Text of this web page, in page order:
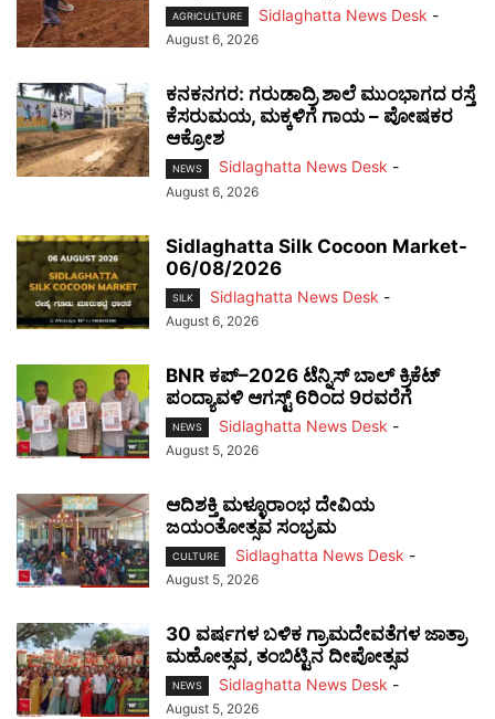
AGRICULTURE Sidlaghatta News Desk -
August 6, 2026
ಕನಕನಗರ: ಗರುಡಾದ್ರಿ ಶಾಲೆ ಮುಂಭಾಗದ ರಸ್ತೆ
ಕೆಸರುಮಯ, ಮಕ್ಕಳಿಗೆ ಗಾಯ – ಪೋಷಕರ
ಆಕ್ರೋಶ
NEWS Sidlaghatta News Desk -
August 6, 2026
Sidlaghatta Silk Cocoon Market-
06/08/2026
SILK Sidlaghatta News Desk -
August 6, 2026
BNR ಕಪ್–2026 ಟೆನ್ನಿಸ್ ಬಾಲ್ ಕ್ರಿಕೆಟ್
ಪಂದ್ಯಾವಳಿ ಆಗಸ್ಟ್ 6ರಿಂದ 9ರವರೆಗೆ
NEWS Sidlaghatta News Desk -
August 5, 2026
ಆದಿಶಕ್ತಿ ಮಳ್ಳೂರಾಂಭ ದೇವಿಯ
ಜಯಂತೋತ್ಸವ ಸಂಭ್ರಮ
CULTURE Sidlaghatta News Desk -
August 5, 2026
30 ವರ್ಷಗಳ ಬಳಿಕ ಗ್ರಾಮದೇವತೆಗಳ ಜಾತ್ರಾ
ಮಹೋತ್ಸವ, ತಂಬಿಟ್ಟಿನ ದೀಪೋತ್ಸವ
NEWS Sidlaghatta News Desk -
August 5, 2026